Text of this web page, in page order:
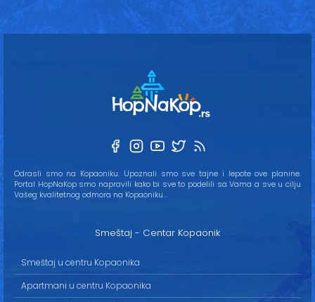
Odrasli smo na Kopaoniku. Upoznali smo sve tajne i lepote ove planine.
Portal HopNaKop smo napravili kako bi sve to podelili sa Vama a sve u cilju
Vašeg kvalitetnog odmora na Kopaoniku...
Smeštaj - Centar Kopaonik
Smeštaj u centru Kopaonika
Apartmani u centru Kopaonika